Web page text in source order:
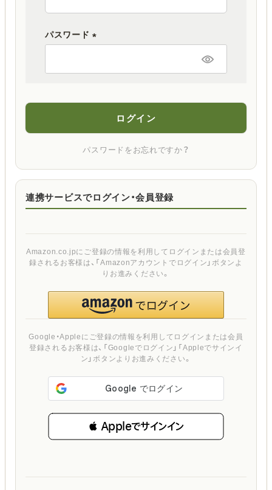
パスワード
ログイン
パスワードをお忘れですか？
連携サービスでログイン・会員登録
 Appleでサインイン
Google・Appleにご登録の情報を利用してログインまたは会員
登録されるお客様は、「Googleでログイン」「Appleでサインイ
ン」ボタンよりお進みください。
Amazon.co.jpにご登録の情報を利用してログインまたは会員登
録されるお客様は、「Amazonアカウントでログイン」ボタンよ
りお進みください。